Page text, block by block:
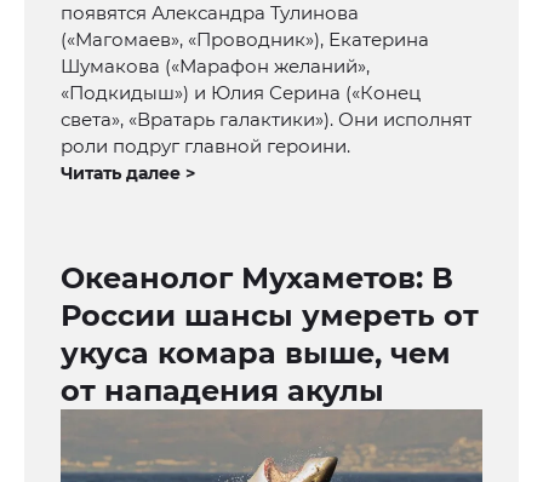
появятся Александра Тулинова
(«Магомаев», «Проводник»), Екатерина
Шумакова («Марафон желаний»,
«Подкидыш») и Юлия Серина («Конец
света», «Вратарь галактики»). Они исполнят
роли подруг главной героини.
Читать далее >
Океанолог Мухаметов: В
России шансы умереть от
укуса комара выше, чем
от нападения акулы